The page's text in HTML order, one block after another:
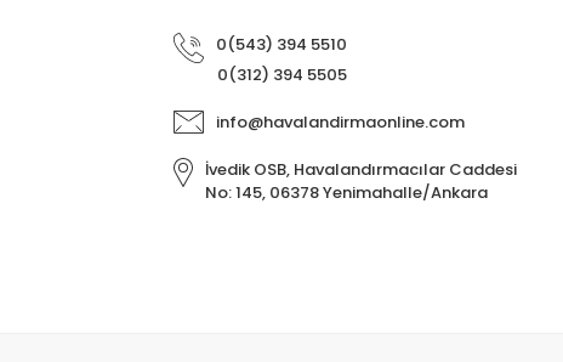
0(543) 394 5510
0(312) 394 5505
info@havalandirmaonline.com
İvedik OSB, Havalandırmacılar Caddesi
No: 145, 06378 Yenimahalle/Ankara